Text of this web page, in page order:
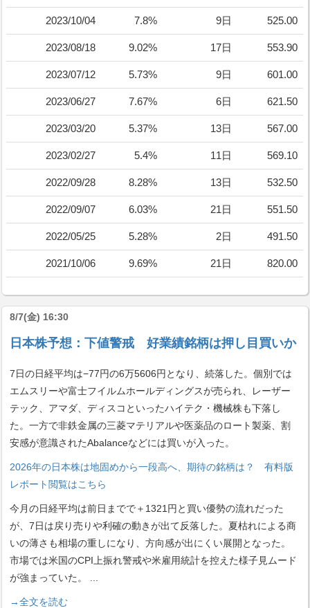
2023/10/04 7.8% 9日 525.00
2023/08/18 9.02% 17日 553.90
2023/07/12 5.73% 9日 601.00
2023/06/27 7.67% 6日 621.50
2023/03/20 5.37% 13日 567.00
2023/02/27 5.4% 11日 569.10
2022/09/28 8.28% 13日 532.50
2022/09/07 6.03% 21日 551.50
2022/05/25 5.28% 2日 491.50
2021/10/06 9.69% 21日 820.00
8/7(金) 16:30
日本株予想：下値警戒 好業績銘柄は押し目買いか
7日の日経平均は−77円の6万5606円となり、続落した。個別では
エムスリーや富士フイルムホールディングスが売られ、レーザー
テック、アマダ、ディスコといったハイテク・機械株も下落し
た。一方で非鉄金属の三菱マテリアルや医薬品のロート製薬、割
安感が意識されたAbalanceなどには買いが入った。
2026年の日本株は地固めから一段高へ、期待の銘柄は？ 有料版
レポート閲覧はこちら
今月の日経平均は前日までで＋1321円と買い優勢の流れだった
が、7日は戻り売りや利確の動きが出て反落した。夏枯れによる商
いの薄さも相場の重しになり、方向感が出にくい展開となった。
市場では米国のCPI上振れ警戒や米雇用統計を控えた様子見ムード
が強まっていた。
→全文を読む